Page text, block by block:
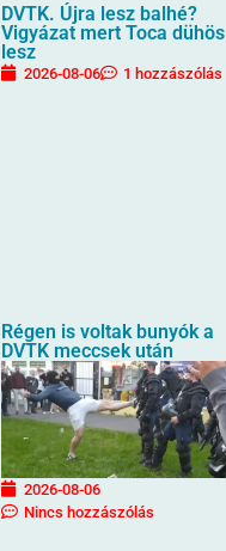
DVTK. Újra lesz balhé?
Vigyázat mert Toca dühös
lesz
2026-08-06 1 hozzászólás
Régen is voltak bunyók a
DVTK meccsek után
2026-08-06
Nincs hozzászólás